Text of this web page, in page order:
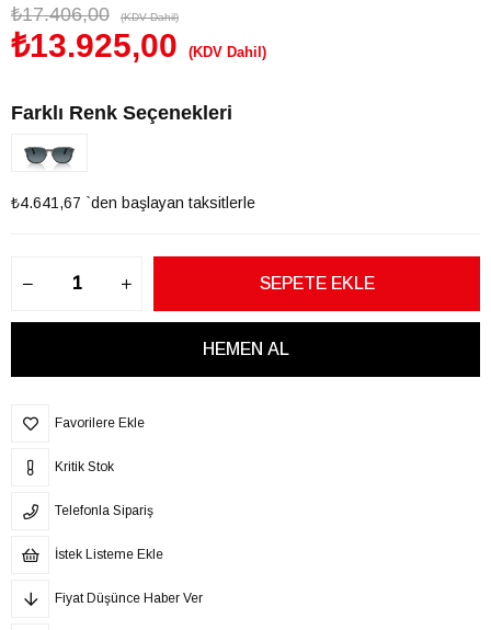
₺17.406,00 (KDV Dahil)
₺13.925,00 (KDV Dahil)
Farklı Renk Seçenekleri
₺4.641,67 `den başlayan taksitlerle
Favorilere Ekle
Kritik Stok
Telefonla Sipariş
İstek Listeme Ekle
Fiyat Düşünce Haber Ver